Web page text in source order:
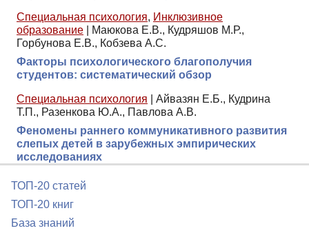
Специальная психология, Инклюзивное
образование
Маюкова Е.В., Кудряшов М.Р.,
Горбунова Е.В., Кобзева А.С.
Факторы психологического благополучия
студентов: систематический обзор
Специальная психология
Айвазян Е.Б., Кудрина
Т.П., Разенкова Ю.А., Павлова А.В.
Феномены раннего коммуникативного развития
слепых детей в зарубежных эмпирических
исследованиях
ТОП-20 статей
ТОП-20 книг
База знаний